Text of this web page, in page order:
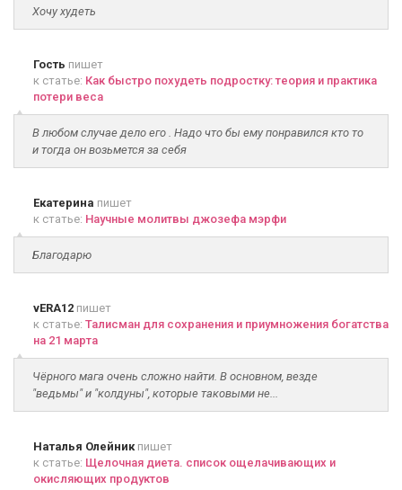
Хочу худеть
Гость пишет
к статье: Как быстро похудеть подростку: теория и практика
потери веса
В любом случае дело его . Надо что бы ему понравился кто то
и тогда он возьмется за себя
Екатерина пишет
к статье: Научные молитвы джозефа мэрфи
Благодарю
vERA12 пишет
к статье: Талисман для сохранения и приумножения богатства
на 21 марта
Чёрного мага очень сложно найти. В основном, везде
"ведьмы" и "колдуны", которые таковыми не...
Наталья Олейникпишет
к статье: Щелочная диета. список ощелачивающих и
окисляющих продуктов